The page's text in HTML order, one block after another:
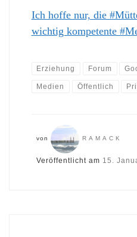
Ich hoffe nur, die
wichtig kompetente
Erziehung Forum
Medien Öffentlich
von RAMACK
Veröffentlicht am 15.